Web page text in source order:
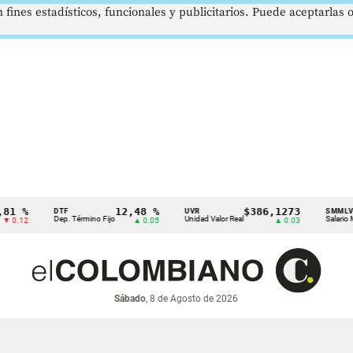
DTF
Dep. Término Fijo
12,48 %
▲ 0.05
UVR
Unidad Valor Real
$386,1273 SMMLV
Salario Mínimo
Sábado, 8 de Agosto de 2026
estadísticos, funcionales y publicitarios. Puede aceptarlas